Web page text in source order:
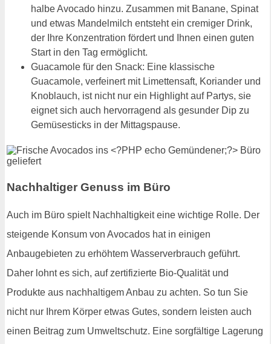
halbe Avocado hinzu. Zusammen mit Banane, Spinat
und etwas Mandelmilch entsteht ein cremiger Drink,
der Ihre Konzentration fördert und Ihnen einen guten
Start in den Tag ermöglicht.
Guacamole für den Snack: Eine klassische
Guacamole, verfeinert mit Limettensaft, Koriander und
Knoblauch, ist nicht nur ein Highlight auf Partys, sie
eignet sich auch hervorragend als gesunder Dip zu
Gemüsesticks in der Mittagspause.
Nachhaltiger Genuss im Büro
Auch im Büro spielt Nachhaltigkeit eine wichtige Rolle. Der
steigende Konsum von Avocados hat in einigen
Anbaugebieten zu erhöhtem Wasserverbrauch geführt.
Daher lohnt es sich, auf zertifizierte Bio-Qualität und
Produkte aus nachhaltigem Anbau zu achten. So tun Sie
nicht nur Ihrem Körper etwas Gutes, sondern leisten auch
einen Beitrag zum Umweltschutz. Eine sorgfältige Lagerung